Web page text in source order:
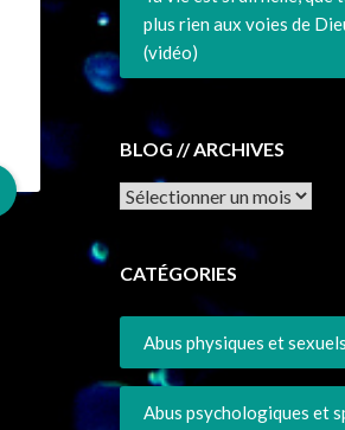
plus rien aux voies de
(vidéo)
BLOG // ARCHIVES
Archives
CATÉGORIES
Abus physiques et sexuels
Abus psychologiques et